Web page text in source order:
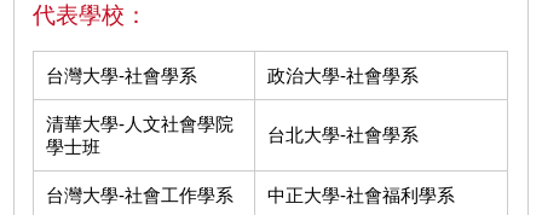
代表學校：
台灣大學-社會學系 政治大學-社會學系
清華大學-人文社會學院
學士班
台北大學-社會學系
台灣大學-社會工作學系 中正大學-社會福利學系